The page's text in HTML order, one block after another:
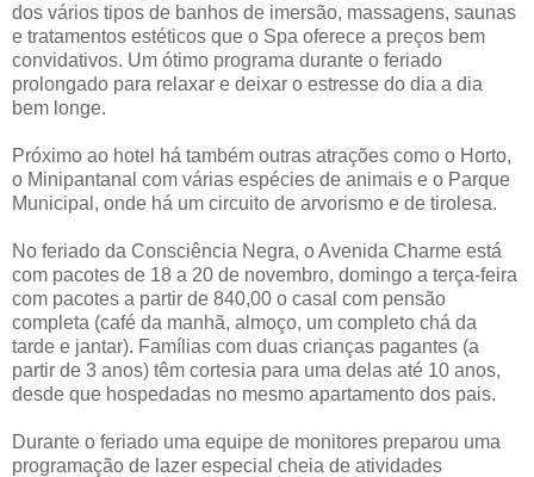
dos vários tipos de banhos de imersão, massagens, saunas
e tratamentos estéticos que o Spa oferece a preços bem
convidativos. Um ótimo programa durante o feriado
prolongado para relaxar e deixar o estresse do dia a dia
bem longe.
Próximo ao hotel há também outras atrações como o Horto,
o Minipantanal com várias espécies de animais e o Parque
Municipal, onde há um circuito de arvorismo e de tirolesa.
No feriado da Consciência Negra, o Avenida Charme está
com pacotes de 18 a 20 de novembro, domingo a terça-feira
com pacotes a partir de 840,00 o casal com pensão
completa (café da manhã, almoço, um completo chá da
tarde e jantar). Famílias com duas crianças pagantes (a
partir de 3 anos) têm cortesia para uma delas até 10 anos,
desde que hospedadas no mesmo apartamento dos pais.
Durante o feriado uma equipe de monitores preparou uma
programação de lazer especial cheia de atividades